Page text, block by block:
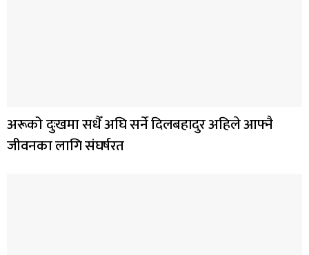
अरूको दुःखमा सधैँ अघि सर्ने दिलबहादुर अहिले आफ्नै
जीवनका लागि संघर्षरत